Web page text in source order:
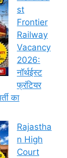
st
Frontier
Railway
Vacancy
2026:
नॉर्थईस्ट
फ्रंटियर
का
Rajastha
n High
Court